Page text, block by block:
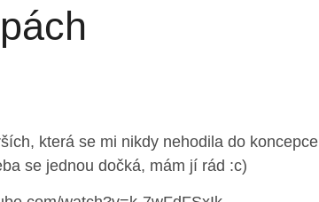
která se mi nikdy nehodila do koncepce
se jednou dočká, mám jí rád :c)